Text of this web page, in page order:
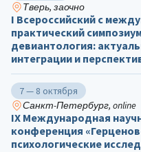
Тверь, заочно
I Всероссийский с
практический
девиантология:
интеграции и
7 — 8 октября
Санкт-Петербург, online
IX Международная
конференция
психологические